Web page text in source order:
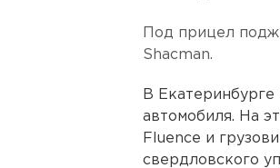
Под прицел
Shacman.
В
автомобиля. На
Fluence и
свердловского